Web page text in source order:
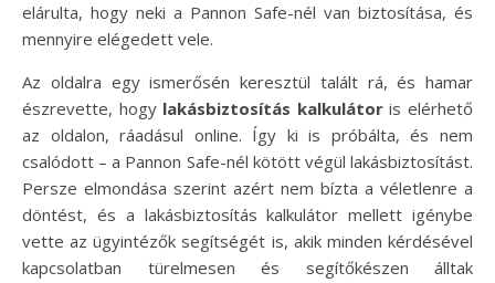
elárulta, hogy neki a Pannon Safe-nél van biztosítása, és
mennyire elégedett vele.
Az oldalra egy ismerősén keresztül talált rá, és hamar
észrevette, hogy lakásbiztosítás kalkulátoris elérhető
az oldalon, ráadásul online. Így ki is próbálta, és nem
csalódott – a Pannon Safe-nél kötött végül lakásbiztosítást.
Persze elmondása szerint azért nem bízta a véletlenre a
döntést, és a lakásbiztosítás kalkulátor mellett igénybe
vette az ügyintézők segítségét is, akik minden kérdésével
kapcsolatban türelmesen és segítőkészen álltak